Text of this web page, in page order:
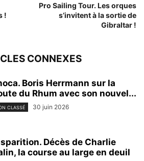
!
Pro Sailing Tour. Les orques
s’invitent à la sortie de
Gibraltar !
CONNEXES
Boris Herrmann sur la
du Rhum avec son nouvel...
CLASSÉ 30 juin 2026
Décès de Charlie
la course au large en deuil